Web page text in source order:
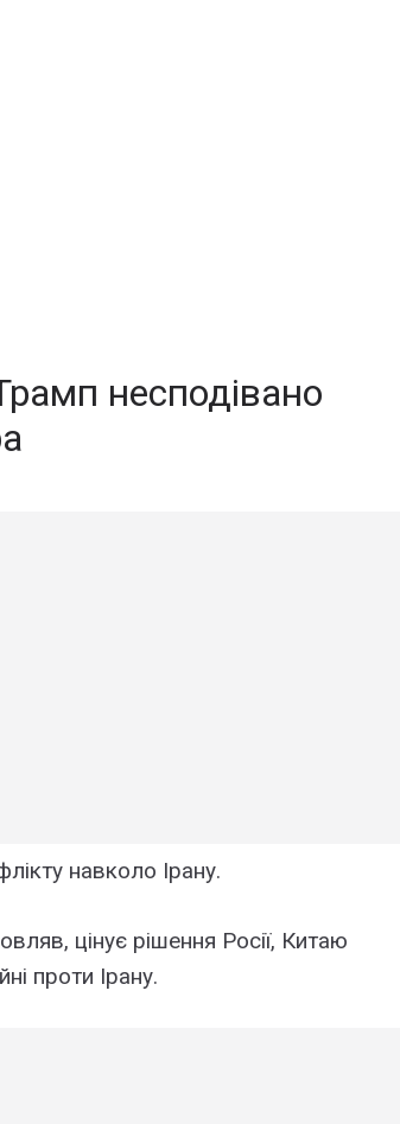
несподівано
навколо Ірану.
цінує рішення Росії, Китаю
проти Ірану.